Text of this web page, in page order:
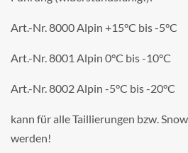
Art.-Nr. 8000 Alpin +15°C bis -5°C
Art.-Nr. 8001 Alpin 0°C bis -10°C
Art.-Nr. 8002 Alpin -5°C bis -20°C
kann für alle Taillierungen bzw.
werden!